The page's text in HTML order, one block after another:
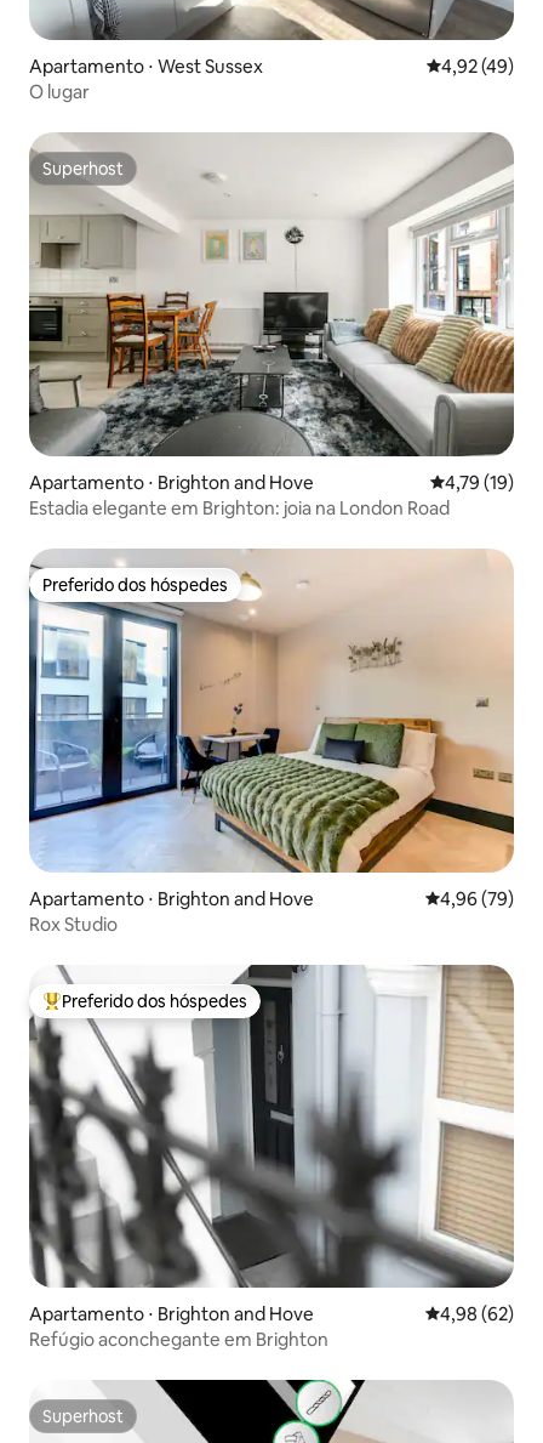
Apartamento ⋅ West Sussex 4,92 de uma
4,92 (49)
O lugar
Superhost
Superhost
Apartamento ⋅ Brighton and Hove 4,79 de uma
4,79 (19)
Estadia elegante em Brighton: joia na London Road
Preferido dos hóspedes
Preferido dos hóspedes
Apartamento ⋅ Brighton and Hove 4,96 de uma
4,96 (79)
Rox Studio
Entre os melhores preferidos dos hóspedes
Preferido dos hóspedes
Apartamento ⋅ Brighton and Hove 4,98 de uma
4,98 (62)
Refúgio aconchegante em Brighton
Superhost
Superhost